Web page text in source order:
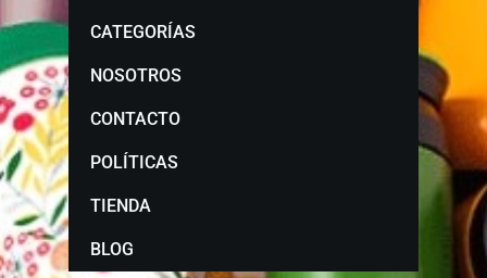
CATEGORÍAS
NOSOTROS
CONTACTO
POLÍTICAS
TIENDA
BLOG